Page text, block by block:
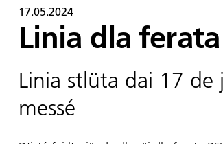
17.05.2024
Linia dla
Linia stlüta dai 17 de
messé